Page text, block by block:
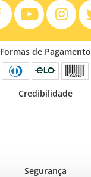
Formas de Pagamento
Credibilidade
Segurança